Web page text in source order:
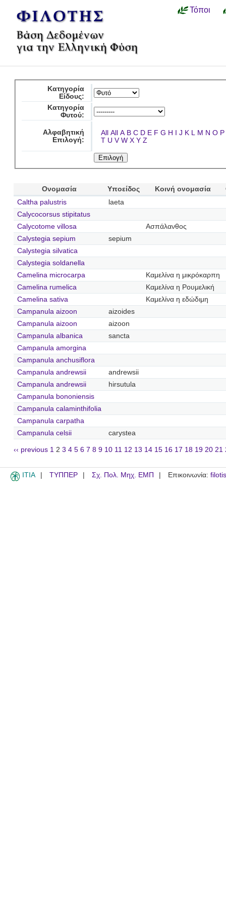
Τόποι
Κατηγορία
Είδους:
Κατηγορία
Φυτού:
Αλφαβητική
Επιλογή:
All All A B C D E F G H I J K L M N O P
T U V W X Y Z
Ονομασία Υποείδος Κοινή ονομασία
Caltha palustris
laeta
Calycocorsus stipitatus
Calycotome villosa
Ασπάλανθος
Calystegia sepium
sepium
Calystegia silvatica
Calystegia soldanella
Camelina microcarpa
Καμελίνα η μικρόκαρπη
Camelina rumelica
Καμελίνα η Ρουμελική
Camelina sativa
Καμελίνα η εδώδιμη
Campanula aizoon
aizoides
Campanula aizoon
aizoon
Campanula albanica
sancta
Campanula amorgina
Campanula anchusiflora
Campanula andrewsii
andrewsii
Campanula andrewsii
hirsutula
Campanula bononiensis
Campanula calaminthifolia
Campanula carpatha
Campanula celsii
carystea
‹‹ previous 1 2 3 4 5 6 7 8 9 10 11 12 13 14 15 16 17 18 19 20 21
ITIA ΤΥΠΠΕΡ Σχ. Πολ. Μηχ. ΕΜΠ Επικοινωνία: